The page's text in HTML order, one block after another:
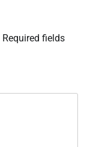
Required fields